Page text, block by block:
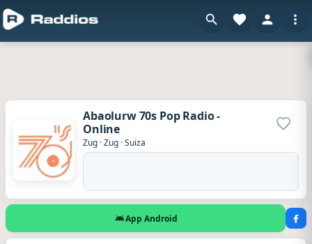
Abaolurw 70s Pop Radio -
Online
Zug ·Zug ·Suiza
App Android